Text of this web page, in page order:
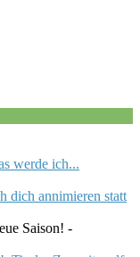
werde ich...
dich annimieren statt
Saison! -